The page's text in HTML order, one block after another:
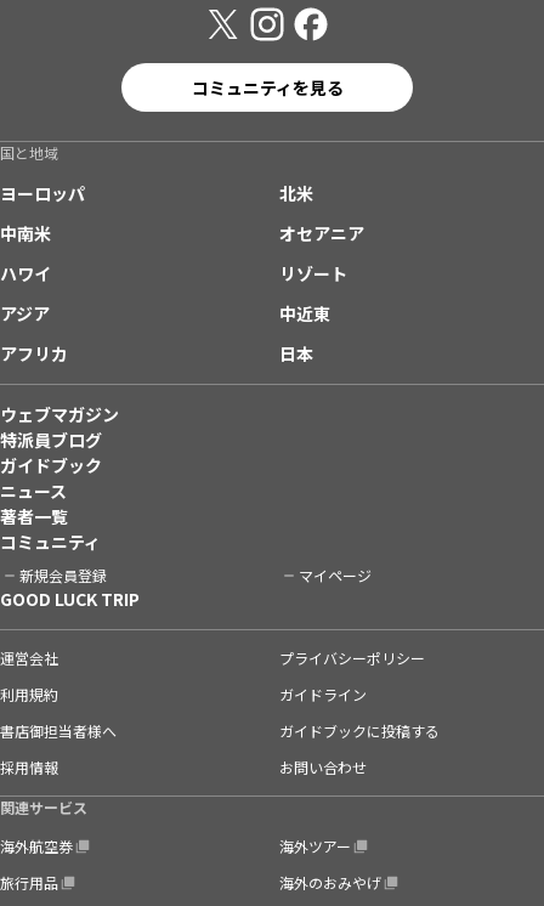
コミュニティを見る
国と地域
ヨーロッパ
北米
中南米
オセアニア
ハワイ
リゾート
アジア
中近東
アフリカ
日本
ウェブマガジン
特派員ブログ
ガイドブック
ニュース
著者一覧
コミュニティ
新規会員登録 マイページ
GOOD LUCK TRIP
運営会社
プライバシーポリシー
利用規約
ガイドライン
書店御担当者様へ
ガイドブックに投稿する
採用情報
お問い合わせ
関連サービス
海外航空券
海外ツアー
旅行用品
海外のおみやげ